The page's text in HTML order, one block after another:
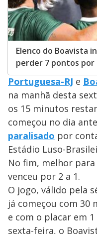
Elenco do Boavista
perder 7 pontos por
Portuguesa-RJ e
na manhã desta
os 15 minutos
começou no dia
paralisado por
Estádio Luso-
No fim, melhor
venceu por 2 a 1.
O jogo, válido pela
já começou com 30
e com o placar em
sexta-feira, o